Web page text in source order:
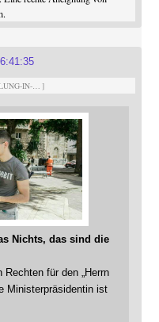
IN-
Nichts, das sind die
für den „Herrn
Ministerpräsidentin ist